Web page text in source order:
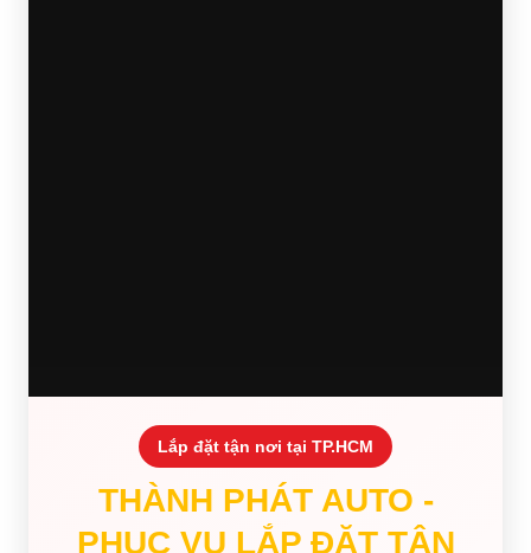
Lắp đặt tận nơi tại TP.HCM
THÀNH PHÁT AUTO -
PHỤC VỤ LẮP ĐẶT TẬN